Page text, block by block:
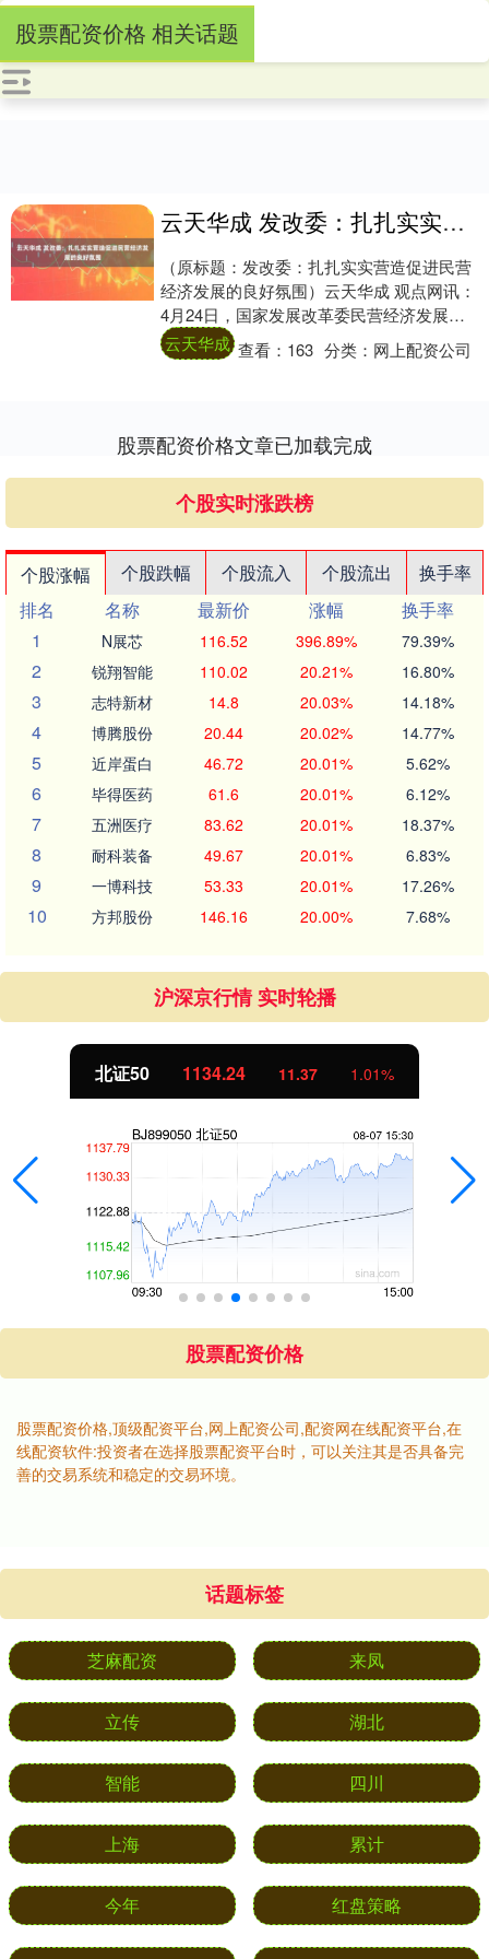
股票配资价格 相关话题
云天华成 发改委：扎扎实实营造促进民营经济发展的良好氛围
（原标题：发改委：扎扎实实营造促进民营
经济发展的良好氛围）云天华成 观点网讯：
4月24日，国家发展改革委民营经济发展局
副局长刘民在新华社中国经济圆桌会大型全
媒体....
云天华成 查看： 163 分类： 网上配资公司
股票配资价格文章已加载完成
个股实时涨跌榜
个股涨幅 个股跌幅 个股流入 个股流出
换手率
排名
名称 最新价 涨幅
换手率
1
N展芯 116.52 396.89% 79.39%
2 锐翔智能 110.02 20.21% 16.80%
3 志特新材 14.8 20.03% 14.18%
4 博腾股份 20.44 20.02% 14.77%
5 近岸蛋白 46.72 20.01% 5.62%
6 毕得医药 61.6 20.01% 6.12%
7 五洲医疗 83.62 20.01% 18.37%
8 耐科装备 49.67 20.01% 6.83%
9 一博科技 53.33 20.01% 17.26%
10 方邦股份 146.16 20.00% 7.68%
沪深京行情 实时轮播
北证50 1134.24 11.37 1.01%
股票配资价格
股票配资价格,顶级配资平台,网上配资公司,配资网在线配资平台,在
线配资软件:投资者在选择股票配资平台时，可以关注其是否具备完
善的交易系统和稳定的交易环境。
话题标签
芝麻配资 来凤
立传 湖北
智能 四川
上海 累计
今年 红盘策略